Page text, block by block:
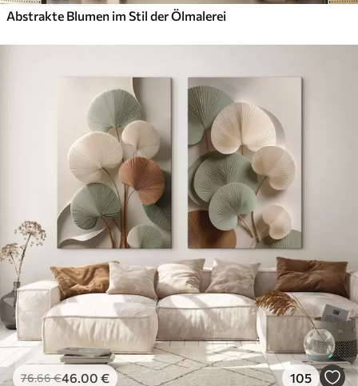
Abstrakte Blumen im Stil der Ölmalerei
76.66€46.00 € 105